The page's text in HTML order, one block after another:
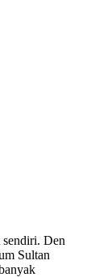
Den
Sultan